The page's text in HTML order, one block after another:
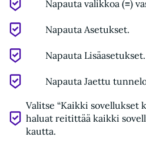
Napauta valikkoa (≡)
Napauta Asetukset.
Napauta Lisäasetukset.
Napauta Jaettu
Valitse “Kaikki sovellukset
haluat reitittää kaikki
kautta.